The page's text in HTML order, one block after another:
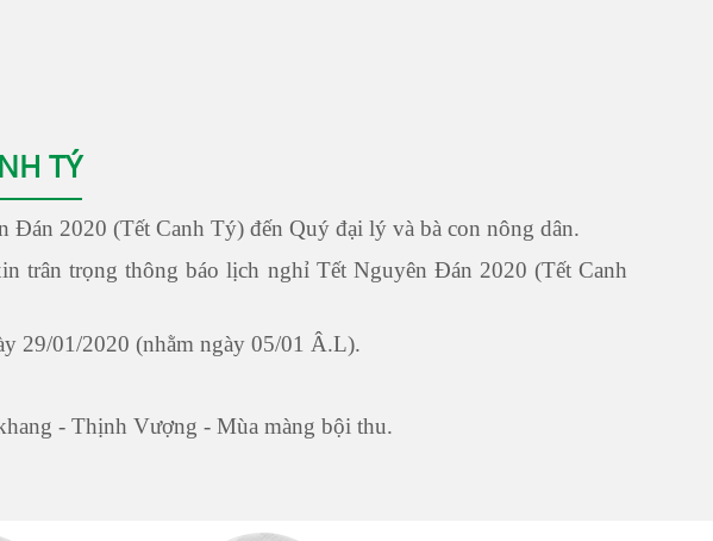
TÝ
2020 (Tết Canh Tý) đến Quý đại lý và bà con nông dân.
trân trọng thông báo lịch nghỉ Tết Nguyên Đán 2020 (Tết Canh
29/01/2020 (nhằm ngày 05/01 Â.L).
- Thịnh Vượng - Mùa màng bội thu.